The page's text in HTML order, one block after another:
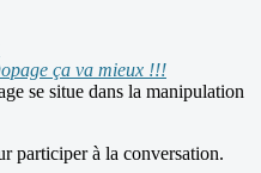
ça va mieux !!!
se situe dans la manipulation
participer à la conversation.